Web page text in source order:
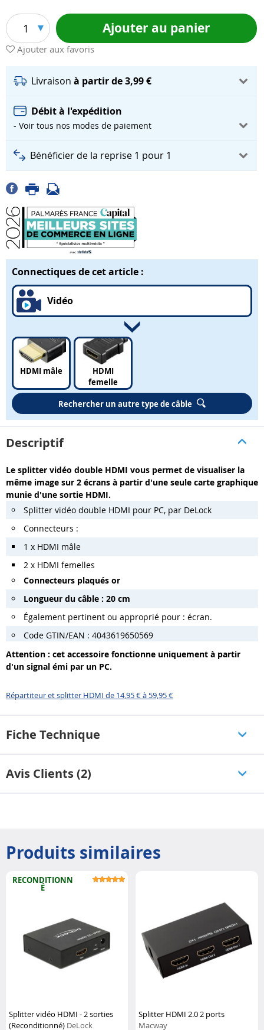
1 Ajouter au panier
Ajouter aux favoris
Livraison à partir de 3,99 €
Débit à l'expédition
- Voir tous nos modes de paiement
Bénéficier de la reprise 1 pour 1
Connectiques de cet article :
Vidéo
HDMI mâle
HDMI
femelle
Rechercher un autre type de câble
Descriptif
Le splitter vidéo double HDMI vous permet de visualiser la
même image sur 2 écrans à partir d'une seule carte graphique
munie d'une sortie HDMI.
Splitter vidéo double HDMI pour PC, par DeLock
Connecteurs :
1 x HDMI mâle
2 x HDMI femelles
Connecteurs plaqués or
Longueur du câble : 20 cm
Également pertinent ou approprié pour : écran.
Code GTIN/EAN : 4043619650569
Attention : cet accessoire fonctionne uniquement à partir
d'un signal émi par un PC.
Répartiteur et splitter HDMI de 14,95 € à 59,95 €
Fiche Technique
Avis Clients (2)
Produits similaires
RECONDITIONN
É
Splitter vidéo HDMI - 2 sorties
(Reconditionné) DeLock
Splitter HDMI 2.0 2 ports
Macway